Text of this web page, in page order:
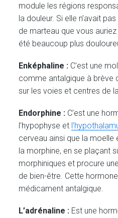
module les régions
la douleur. Si elle n’avait
de marteau que vous
été beaucoup plus
Enképhaline : C’est une
comme antalgique à brève
sur les voies et centres de
Endorphine : C’est une
l’hypophyse et
cerveau ainsi que la moelle
la morphine, en se plaçant
morphiniques et procure
de bien-être. Cette
médicament antalgique.
L’adrénaline : Est une